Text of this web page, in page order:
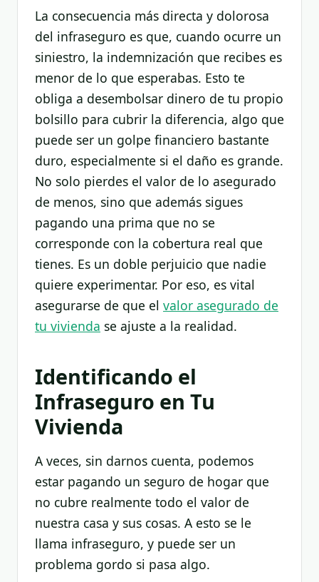
La consecuencia más directa y dolorosa
del infraseguro es que, cuando ocurre un
siniestro, la indemnización que recibes es
menor de lo que esperabas. Esto te
obliga a desembolsar dinero de tu propio
bolsillo para cubrir la diferencia, algo que
puede ser un golpe financiero bastante
duro, especialmente si el daño es grande.
No solo pierdes el valor de lo asegurado
de menos, sino que además sigues
pagando una prima que no se
corresponde con la cobertura real que
tienes. Es un doble perjuicio que nadie
quiere experimentar. Por eso, es vital
asegurarse de que el valor asegurado de
tu vivienda se ajuste a la realidad.
Identificando el
Infraseguro en Tu
Vivienda
A veces, sin darnos cuenta, podemos
estar pagando un seguro de hogar que
no cubre realmente todo el valor de
nuestra casa y sus cosas. A esto se le
llama infraseguro, y puede ser un
problema gordo si pasa algo.